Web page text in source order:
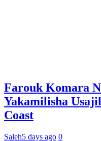
Farouk Komara
Yakamilisha
Coast
Saleh5 days ago 0